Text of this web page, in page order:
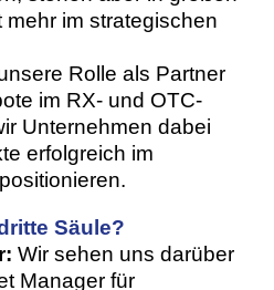
im strategischen
Rolle als Partner
im RX- und OTC-
Unternehmen dabei
erfolgreich im
Säule?
Wir sehen uns darüber
Manager für